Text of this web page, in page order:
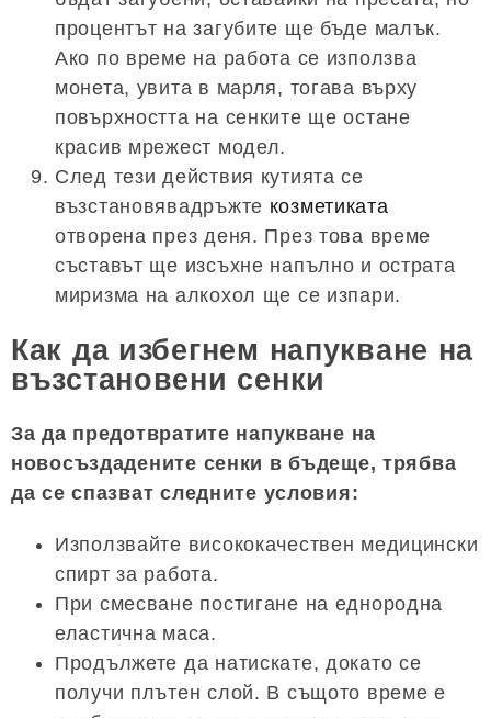
процентът на загубите ще бъде малък.
Ако по време на работа се използва
монета, увита в марля, тогава върху
повърхността на сенките ще остане
красив мрежест модел.
След тези действия кутията се
възстановявадръжте козметиката
отворена през деня. През това време
съставът ще изсъхне напълно и острата
миризма на алкохол ще се изпари.
Как да избегнем напукване на
възстановени сенки
За да предотвратите напукване на
новосъздадените сенки в бъдеще, трябва
да се спазват следните условия:
Използвайте висококачествен медицински
спирт за работа.
При смесване постигане на еднородна
еластична маса.
Продължете да натискате, докато се
получи плътен слой. В същото време е